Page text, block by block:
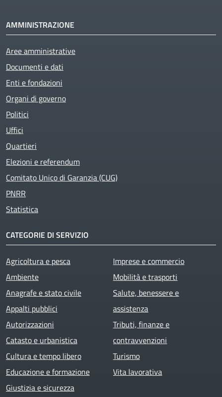
AMMINISTRAZIONE
Aree amministrative
Documenti e dati
Enti e fondazioni
Organi di governo
Politici
Uffici
Quartieri
Elezioni e referendum
Comitato Unico di Garanzia (CUG)
PNRR
Statistica
CATEGORIE DI SERVIZIO
Agricoltura e pesca
Ambiente
Anagrafe e stato civile
Appalti pubblici
Autorizzazioni
Catasto e urbanistica
Cultura e tempo libero
Educazione e formazione
Giustizia e sicurezza
Imprese e commercio
Mobilità e trasporti
Salute, benessere e
assistenza
Tributi, finanze e
contravvenzioni
Turismo
Vita lavorativa